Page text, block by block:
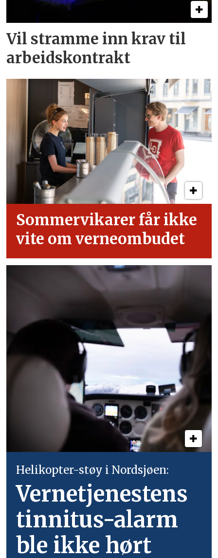
Vil stramme inn krav til
arbeids­kontrakt
Sommervikarer får ikke
vite om verneombudet
Helikopter-støy i Nordsjøen:
Vernetjenestens
tinnitus-alarm
ble ikke hørt